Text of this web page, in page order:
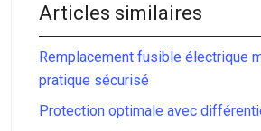
Articles similaires
Remplacement fusible électrique
pratique sécurisé
Protection optimale avec